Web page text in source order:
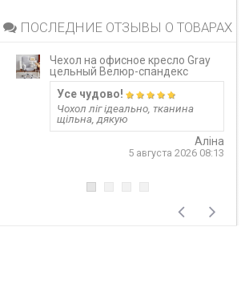
ПОСЛЕДНИЕ ОТЗЫВЫ О ТОВАРАХ
Чехол на офисное кресло Gray
цельный Велюр-спандекс
Усе чудово!
Чохол ліг ідеально, тканина
щільна, дякую
Аліна
5 августа 2026 08:13